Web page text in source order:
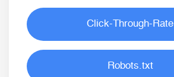
Click-Through-Rate
Robots.txt